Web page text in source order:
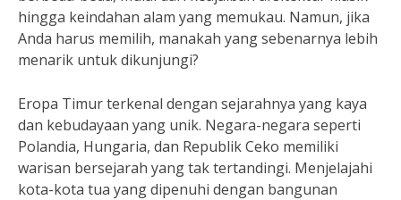
hingga keindahan alam yang memukau. Namun, jika
Anda harus memilih, manakah yang sebenarnya lebih
menarik untuk dikunjungi?
Eropa Timur terkenal dengan sejarahnya yang kaya
dan kebudayaan yang unik. Negara-negara seperti
Polandia, Hungaria, dan Republik Ceko memiliki
warisan bersejarah yang tak tertandingi. Menjelajahi
kota-kota tua yang dipenuhi dengan bangunan